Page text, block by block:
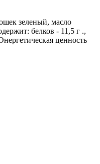
зеленый, масло
белков - 11,5 г .,
ценность